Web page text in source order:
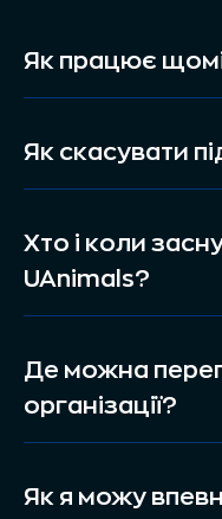
Як працює
Як скасувати
Хто і коли
UAnimals?
Де можна
організації?
Як я можу